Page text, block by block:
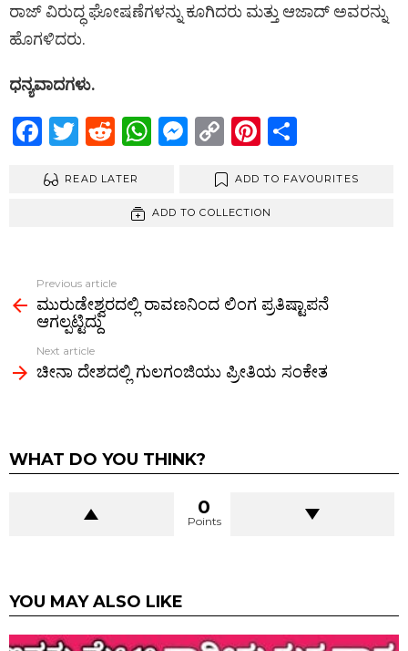
ರಾಜ್ ವಿರುದ್ಧ ಘೋಷಣೆಗಳನ್ನು ಕೂಗಿದರು ಮತ್ತು ಆಜಾದ್ ಅವರನ್ನು
ಹೊಗಳಿದರು.
ಧನ್ಯವಾದಗಳು.
F
ce
o
k
T
tt
R
d
di
W
s
p
M
se
n
C
py
Li
Pi
er
es
ar
READ LATER ADD TO FAVOURITES
ADD TO COLLECTION
more
Previous article
ಮುರುಡೇಶ್ವರದಲ್ಲಿ ರಾವಣನಿಂದ ಲಿಂಗ ಪ್ರತಿಷ್ಟಾಪನೆ
ಆಗಲ್ಪಟ್ಟಿದ್ದು
Next article
ಚೀನಾ ದೇಶದಲ್ಲಿ ಗುಲಗಂಜಿಯು ಪ್ರೀತಿಯ ಸಂಕೇತ
WHAT DO YOU THINK?
0
Points
YOU MAY ALSO LIKE